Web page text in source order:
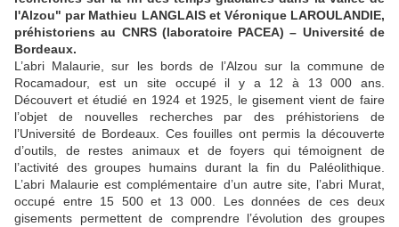
l'Alzou" par Mathieu LANGLAIS et Véronique LAROULANDIE,
préhistoriens au CNRS (laboratoire PACEA) – Université de
Bordeaux.
L’abri Malaurie, sur les bords de l’Alzou sur la commune de
Rocamadour, est un site occupé il y a 12 à 13 000 ans.
Découvert et étudié en 1924 et 1925, le gisement vient de faire
l’objet de nouvelles recherches par des préhistoriens de
l’Université de Bordeaux. Ces fouilles ont permis la découverte
d’outils, de restes animaux et de foyers qui témoignent de
l’activité des groupes humains durant la fin du Paléolithique.
L’abri Malaurie est complémentaire d’un autre site, l’abri Murat,
occupé entre 15 500 et 13 000. Les données de ces deux
gisements permettent de comprendre l’évolution des groupes